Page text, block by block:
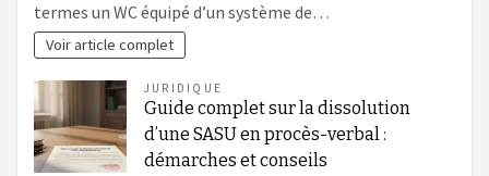
termes un WC équipé d’un système de…
Voir article complet
JURIDIQUE
Guide complet sur la dissolution
d’une SASU en procès-verbal :
démarches et conseils